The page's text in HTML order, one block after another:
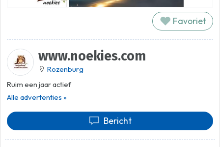
Favoriet
www.noekies.com
Rozenburg
Ruim een jaar actief
Alle advertenties »
Bericht